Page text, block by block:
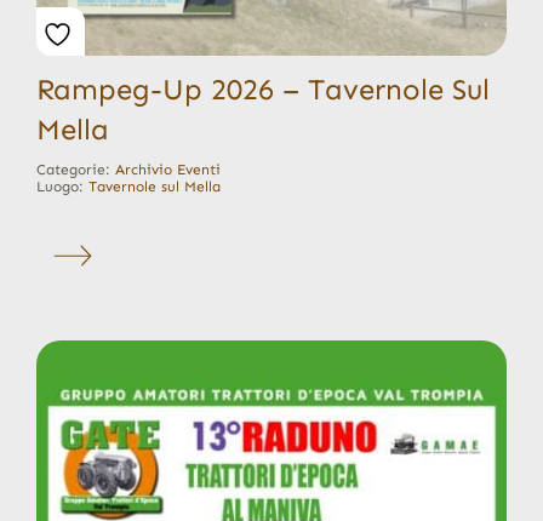
Rampeg-Up 2026 – Tavernole Sul
Mella
Categorie: Archivio Eventi
Luogo: Tavernole sul Mella